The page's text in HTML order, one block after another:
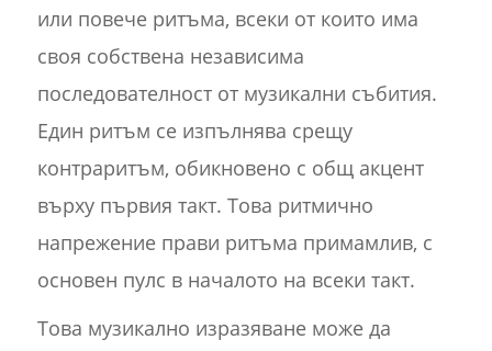
или повече ритъма, всеки от които има
своя собствена независима
последователност от музикални събития.
Един ритъм се изпълнява срещу
контраритъм, обикновено с общ акцент
върху първия такт. Това ритмично
напрежение прави ритъма примамлив, с
основен пулс в началото на всеки такт.
Това музикално изразяване може да